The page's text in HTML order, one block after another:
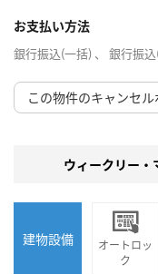
お支払い方法
銀行振込(一括) 、 銀行振
この物件のキャンセ
ウィークリー
建物設備
オートロッ
ク